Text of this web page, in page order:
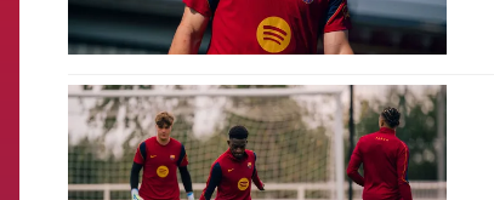
FCB Barcelona badge